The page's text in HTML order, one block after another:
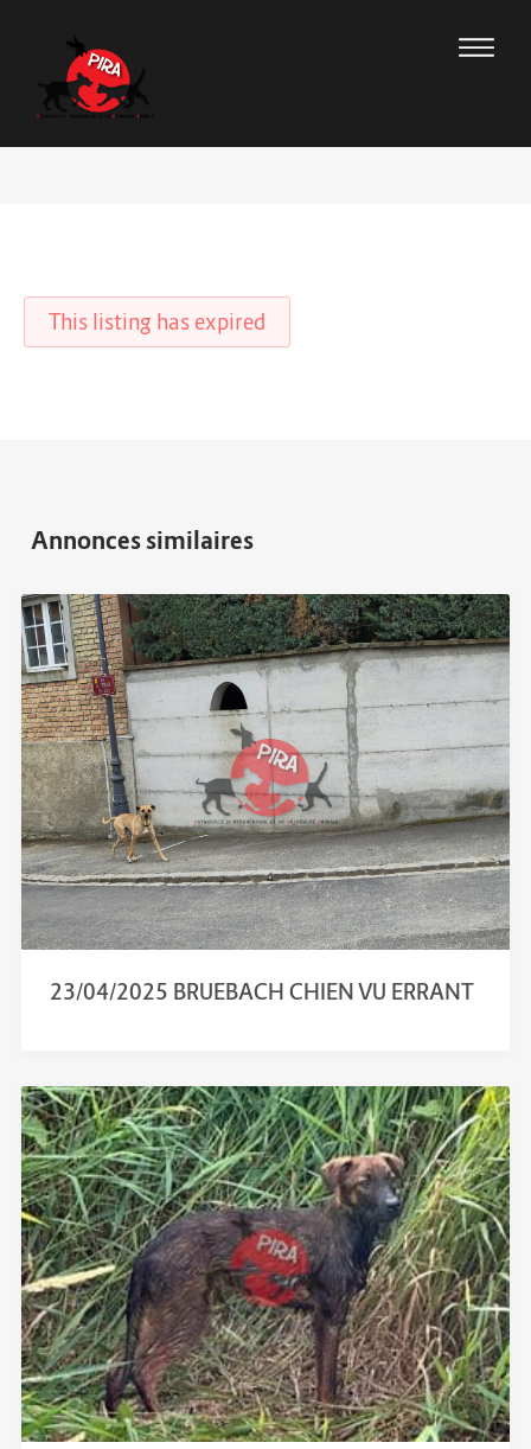
This listing has expired
23/04/2025 BRUEBACH CHIEN VU ERRANT